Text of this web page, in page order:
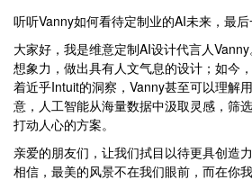
听听Vanny如何看待定制业的AI未来，最
大家好，我是维意定制AI设计代言人
想象力，做出具有人文气息的设计；如今
着近乎Intuit的洞察，Vanny甚至可以理解
意，人工智能从海量数据中汲取灵感，筛
打动人心的方案。
亲爱的朋友们，让我们拭目以待更具创造
相信，最美的风景不在我们眼前，而在你我